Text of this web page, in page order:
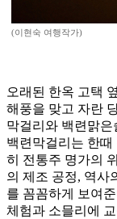
(이현숙 여행작가)
오래된 한옥 고택
해풍을 맞고 자란
막걸리와 백련맑
백련막걸리는 한때
히 전통주 명가의
의 제조 공정, 역사
를 꼼꼼하게 보여
체험과 소믈리에